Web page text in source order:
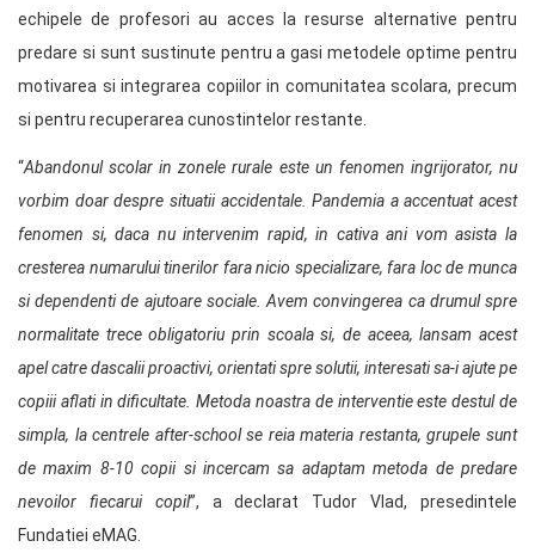
echipele de profesori au acces la resurse alternative pentru
predare si sunt sustinute pentru a gasi metodele optime pentru
motivarea si integrarea copiilor in comunitatea scolara, precum
si pentru recuperarea cunostintelor restante.
“Abandonul scolar in zonele rurale este un fenomen ingrijorator, nu
vorbim doar despre situatii accidentale. Pandemia a accentuat acest
fenomen si, daca nu intervenim rapid, in cativa ani vom asista la
cresterea numarului tinerilor fara nicio specializare, fara loc de munca
si dependenti de ajutoare sociale. Avem convingerea ca drumul spre
normalitate trece obligatoriu prin scoala si, de aceea, lansam acest
apel catre dascalii proactivi, orientati spre solutii, interesati sa-i ajute pe
copiii aflati in dificultate. Metoda noastra de interventie este destul de
simpla, la centrele after-school se reia materia restanta, grupele sunt
de maxim 8-10 copii si incercam sa adaptam metoda de predare
nevoilor fiecarui copil”, a declarat Tudor Vlad, presedintele
Fundatiei eMAG.